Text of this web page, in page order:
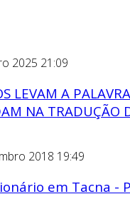
2025 21:09
LEVAM A
NA TRADUÇÃO
2018 19:49
em Tacna -